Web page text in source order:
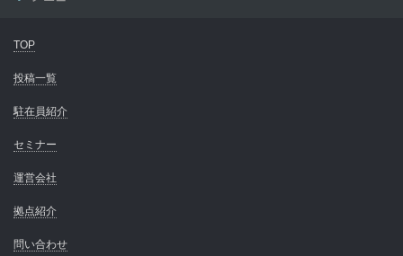
TOP
投稿一覧
駐在員紹介
セミナー
運営会社
拠点紹介
問い合わせ